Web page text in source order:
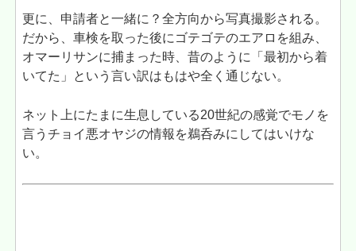
更に、申請者と一緒に？全方向から写真撮影される。
だから、車検を取った後にゴテゴテのエアロを組み、
オマーリサンに捕まった時、昔のように「最初から着
いてた」という言い訳はもはや全く通じない。
ネット上にたまに生息している20世紀の感覚でモノを
言うチョイ悪オヤジの情報を鵜呑みにしてはいけな
い。